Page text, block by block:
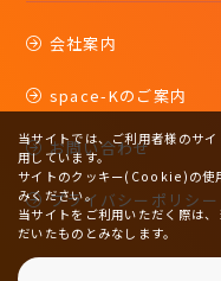
会社案内
space-Kのご案内
お問い合わせ
プライバシーポリシー
当サイトでは、ご利用者様のサ
用しています。
サイトのクッキー(Cookie)の使
みください。
当サイトをご利用いただく際は
だいたものとみなします。